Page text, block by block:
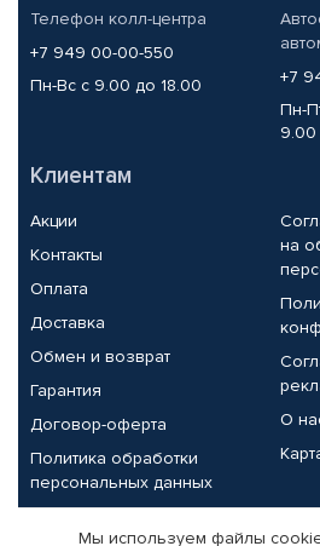
Телефон колл-центра
+7 949 00-00-550
Пн-Вс с 9.00 до 18.00
+7
Пн-
9.00
Клиентам
Акции
Контакты
Оплата
Доставка
Обмен и возврат
Гарантия
Договор-оферта
Политика обработки
персональных данных
на
О
Партнерам
Мы используем файлы